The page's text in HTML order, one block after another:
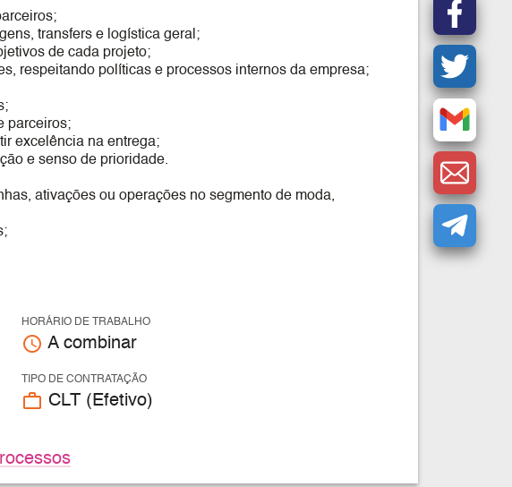
transfers e logística geral;
de cada projeto;
respeitando políticas e processos internos da empresa;
parceiros;
excelência na entrega;
e senso de prioridade.
ativações ou operações no segmento de moda,
HORÁRIO DE TRABALHO
access_time A combinar
TIPO DE CONTRATAÇÃO
work_outline CLT (Efetivo)